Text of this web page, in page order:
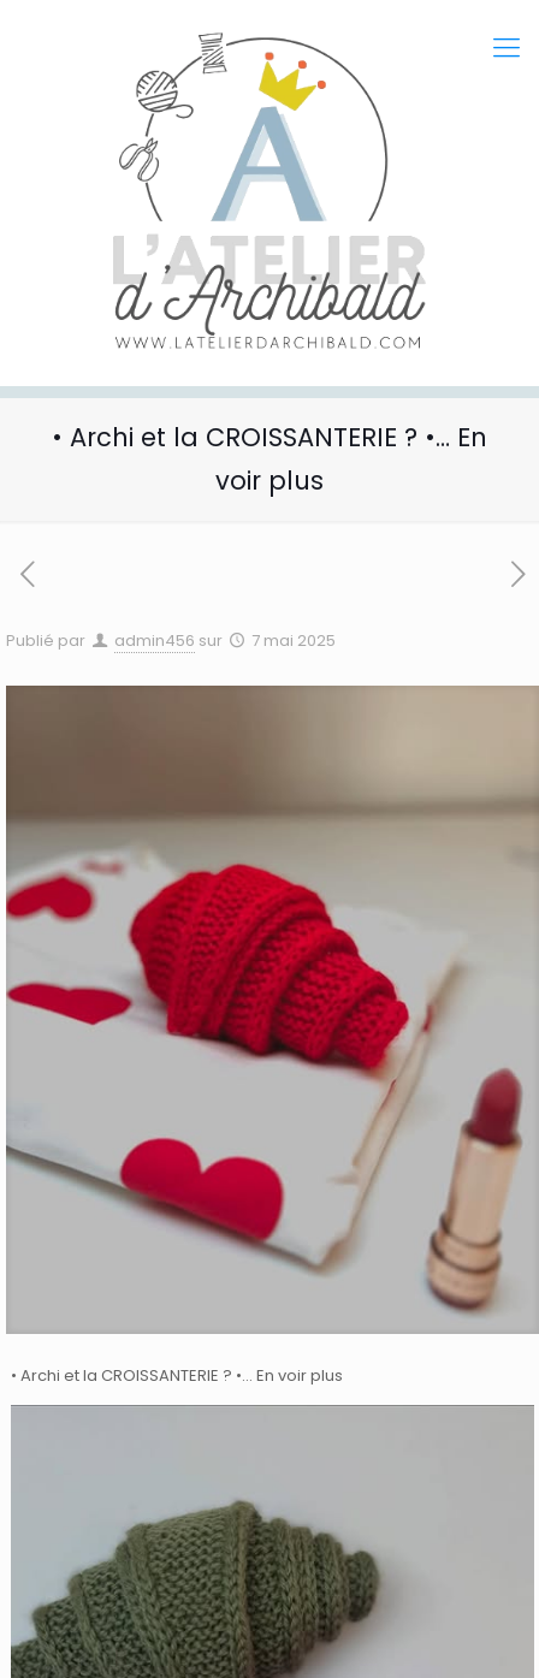
• Archi et la CROISSANTERIE ? •… En
voir plus
Publié par admin456 sur 7 mai 2025
• Archi et la CROISSANTERIE ? •… En voir plus